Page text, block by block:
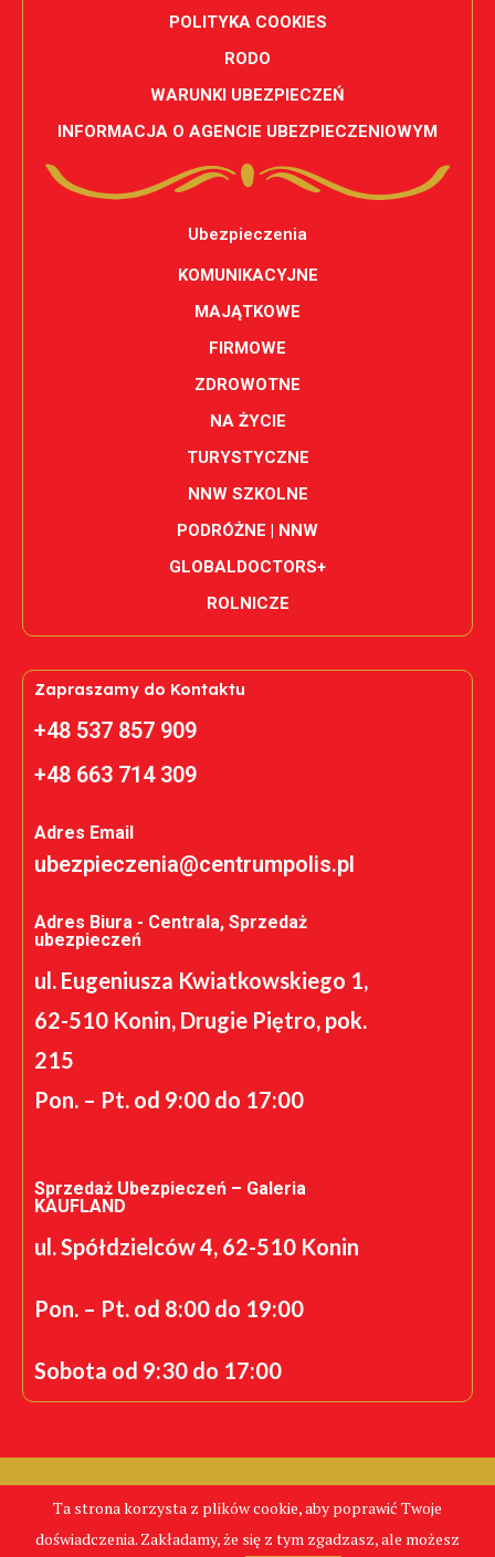
POLITYKA COOKIES
RODO
WARUNKI UBEZPIECZEŃ
INFORMACJA O AGENCIE UBEZPIECZENIOWYM
Ubezpieczenia
KOMUNIKACYJNE
MAJĄTKOWE
FIRMOWE
ZDROWOTNE
NA ŻYCIE
TURYSTYCZNE
NNW SZKOLNE
PODRÓŻNE | NNW
GLOBALDOCTORS+
ROLNICZE
Zapraszamy do Kontaktu
+48 537 857 909
+48 663 714 309
Adres Email
ubezpieczenia@centrumpolis.pl
Adres Biura - Centrala, Sprzedaż
ubezpieczeń
ul. Eugeniusza Kwiatkowskiego 1,
62-510 Konin, Drugie Piętro, pok.
215
Pon. – Pt. od 9:00 do 17:00
Sprzedaż Ubezpieczeń – Galeria
KAUFLAND
ul. Spółdzielców 4, 62-510 Konin
Pon. – Pt. od 8:00 do 19:00
Sobota od 9:30 do 17:00
CentrumPolis.pl - Tanie Ubezpieczenia © Copyright 2024.
Ta strona korzysta z plików cookie, aby poprawić Twoje
doświadczenia. Zakładamy, że się z tym zgadzasz, ale możesz